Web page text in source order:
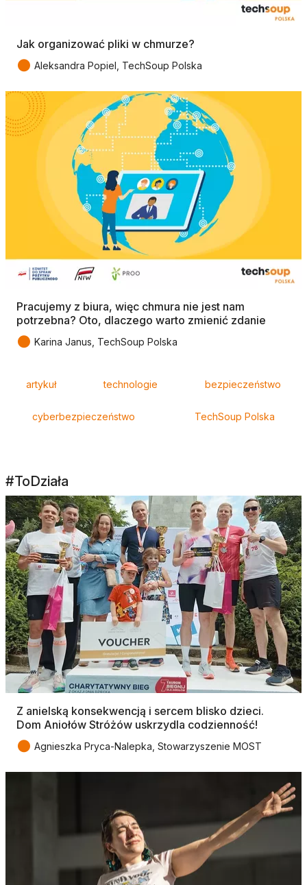
Jak organizować pliki w chmurze?
● Aleksandra Popiel, TechSoup Polska
Pracujemy z biura, więc chmura nie jest nam
potrzebna? Oto, dlaczego warto zmienić zdanie
● Karina Janus, TechSoup Polska
artykuł technologie bezpieczeństwo
cyberbezpieczeństwo TechSoup Polska
#ToDziała
Z anielską konsekwencją i sercem blisko dzieci.
Dom Aniołów Stróżów uskrzydla codzienność!
● Agnieszka Pryca-Nalepka, Stowarzyszenie MOST